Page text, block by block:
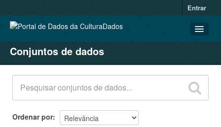
Entrar
CONJUNTOS DE DADOS
ORGANIZAÇÕES
GRUPOS
SOBRE
Conjuntos de dados
Ordenar por